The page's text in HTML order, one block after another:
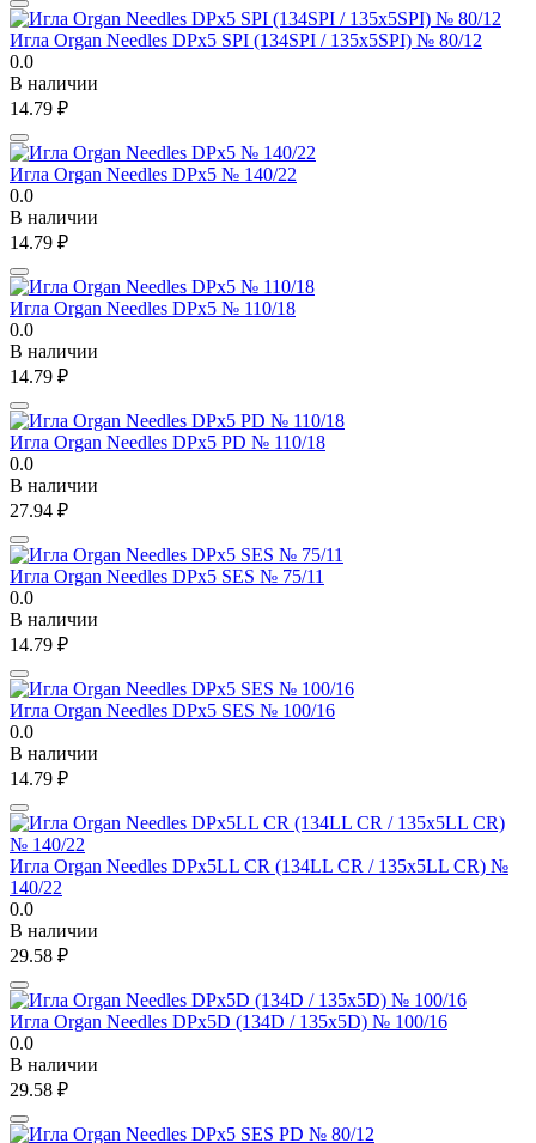
Игла Organ Needles DPx5 SPI (134SPI / 135x5SPI) № 80/12
0.0
В наличии
14.79 ₽
Игла Organ Needles DPx5 № 140/22
0.0
В наличии
14.79 ₽
Игла Organ Needles DPx5 № 110/18
0.0
В наличии
14.79 ₽
Игла Organ Needles DPx5 PD № 110/18
0.0
В наличии
27.94 ₽
Игла Organ Needles DPx5 SES № 75/11
0.0
В наличии
14.79 ₽
Игла Organ Needles DPx5 SES № 100/16
0.0
В наличии
14.79 ₽
Игла Organ Needles DPx5LL CR (134LL CR / 135x5LL CR) №
140/22
0.0
В наличии
29.58 ₽
Игла Organ Needles DPx5D (134D / 135x5D) № 100/16
0.0
В наличии
29.58 ₽